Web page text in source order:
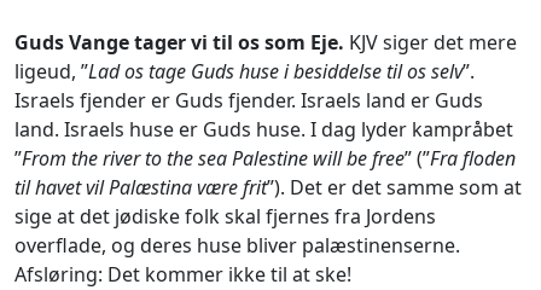
Guds Vange tager vi til os som Eje. KJV siger det mere
ligeud, ”Lad os tage Guds huse i besiddelse til os selv”.
Israels fjender er Guds fjender. Israels land er Guds
land. Israels huse er Guds huse. I dag lyder kampråbet
”From the river to the sea Palestine will be free” (”Fra floden
til havet vil Palæstina være frit”). Det er det samme som at
sige at det jødiske folk skal fjernes fra Jordens
overflade, og deres huse bliver palæstinenserne.
Afsløring: Det kommer ikke til at ske!